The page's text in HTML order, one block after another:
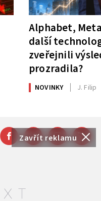
Zavřít reklamu
Alphabet,
další
zveřejnili
prozradila?
NOVINKY J. Filip